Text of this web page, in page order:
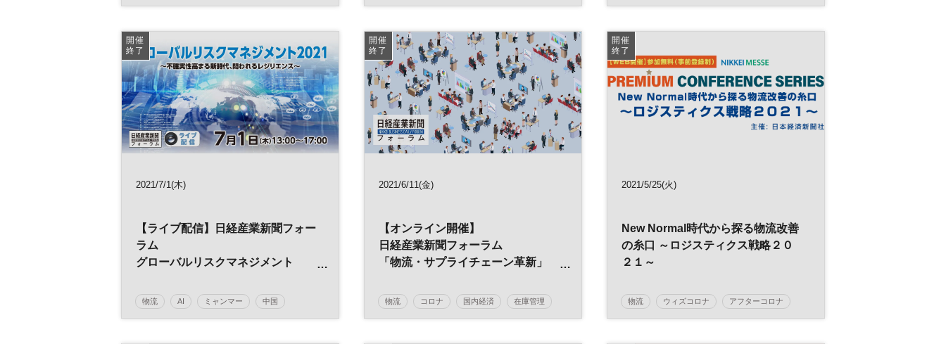
景気
企業評価 海外生産 賠償責任
海外拠点 貿易 グローバルビジネス
グローバルリスク リスク管理
ニューノーマル データ活用
世界経済
海外展開 製造業 信用リスク
アメリカ
日経産業新聞フォーラム
景気 生産管理 コンプライアンスリスク
企業評価 海外生産 賠償責任
海外拠点 貿易 グローバルビジネス
グローバルリスク リスク管理
ニューノーマル データ活用
世界経済
海外展開 製造業
アメリカ カントリーリスク
日経産業新聞フォーラム
日経メッセプレミアム・カンファレンス・シリー
ズ
開催
終了
2021/7/1(木)
【ライブ配信】日経産業新聞フォー
ラム
グローバルリスクマネジメント
物流 AI ミャンマー 中国
開催
終了
2021/6/11(金)
【オンライン開催】
日経産業新聞フォーラム
「物流・サプライチェーン革新」
スを目指して～
物流 コロナ 国内経済 在庫管理
開催
終了
2021/5/25(火)
New Normal時代から探る物流改善
の糸口 ～ロジスティクス戦略２０
２１～
物流 ウィズコロナ アフターコロナ